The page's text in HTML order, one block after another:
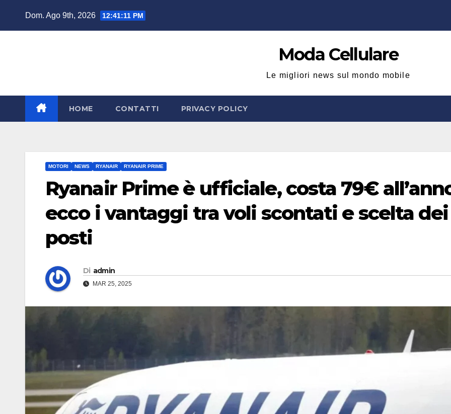
Dom. Ago 9th, 2026 12:41:12 PM
Moda Cellulare
Le migliori news sul mondo mobile
HOME CONTATTI PRIVACY POLICY
MOTORI NEWS RYANAIR RYANAIR PRIME
Ryanair Prime è ufficiale, costa 79€
ecco i vantaggi tra voli scontati e scelta dei
posti
Di admin
MAR 25, 2025